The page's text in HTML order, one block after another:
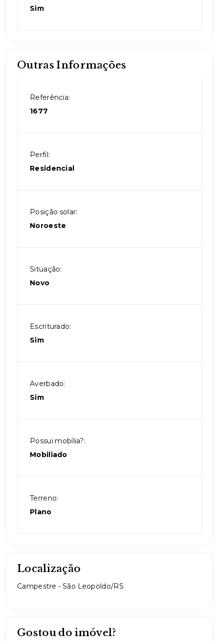
Sim
Outras Informações
Referência:
1677
Perfil:
Residencial
Posição solar:
Noroeste
Situação:
Novo
Escriturado:
Sim
Averbado:
Sim
Possui mobília?:
Mobiliado
Terreno:
Plano
Localização
Campestre - São Leopoldo/RS
Gostou do imóvel?